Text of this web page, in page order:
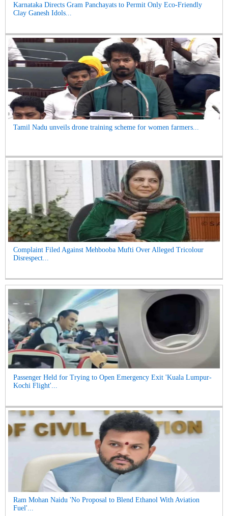
Karnataka Directs Gram Panchayats to Permit Only Eco-Friendly
Clay Ganesh Idols...
Tamil Nadu unveils drone training scheme for women farmers...
Complaint Filed Against Mehbooba Mufti Over Alleged Tricolour
Disrespect...
Passenger Held for Trying to Open Emergency Exit 'Kuala Lumpur-
Kochi Flight'...
Ram Mohan Naidu 'No Proposal to Blend Ethanol With Aviation
Fuel'...